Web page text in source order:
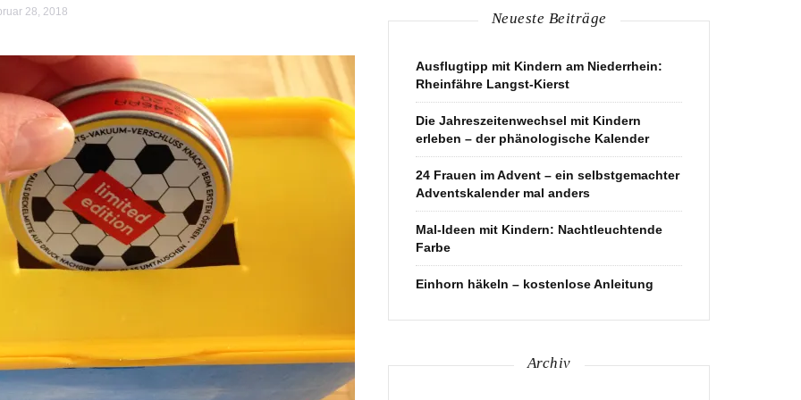
28, 2018 Neueste Beiträge
Ausflugtipp mit Kindern am Niederrhein:
Rheinfähre Langst-Kierst
Die Jahreszeitenwechsel mit Kindern
erleben – der phänologische Kalender
24 Frauen im Advent – ein selbstgemachter
Adventskalender mal anders
Mal-Ideen mit Kindern: Nachtleuchtende
Farbe
Einhorn häkeln – kostenlose Anleitung
Archiv